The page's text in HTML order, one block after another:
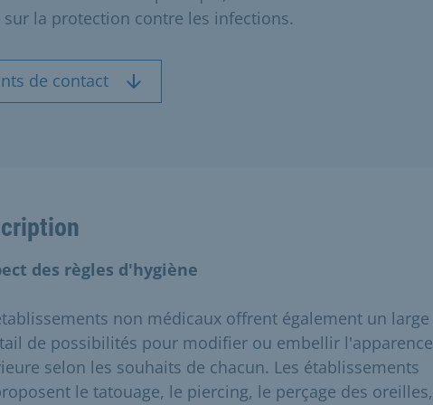
la protection contre les infections.
de contact
des règles d'hygiène
non médicaux offrent également un large
de possibilités pour modifier ou embellir l'apparence
selon les souhaits de chacun. Les établissements
le tatouage, le piercing, le perçage des oreilles,